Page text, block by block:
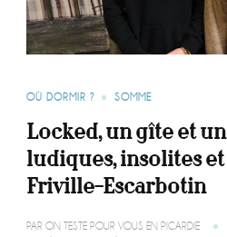
OÙ DORMIR ? SOMME
Locked, un gîte et
ludiques, insolites
Friville-Escarbotin
PAR ON TESTE POUR VOUS EN PICARDIE